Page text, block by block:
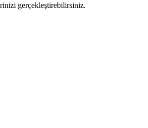
gerçekleştirebilirsiniz.